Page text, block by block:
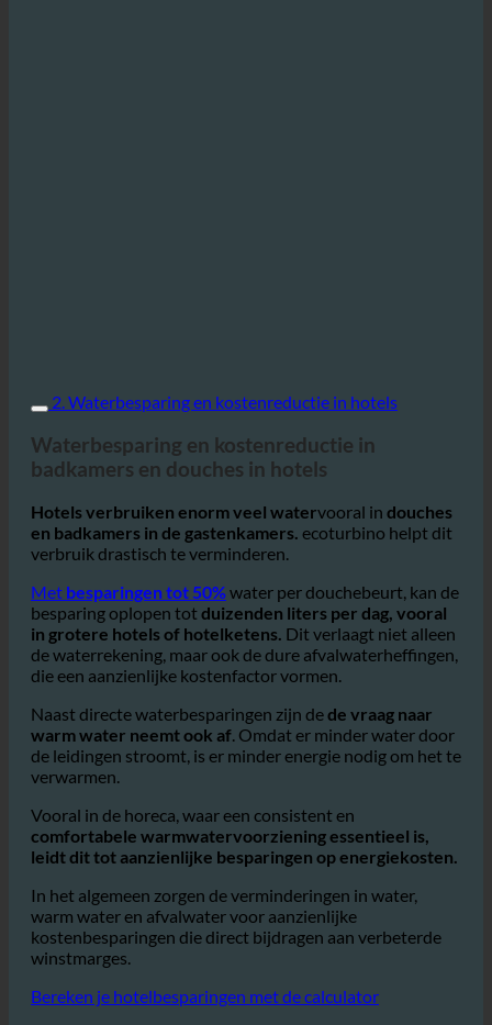
2. Waterbesparing en kostenreductie in hotels
badkamers en douches in hotels
Hotels verbruiken enorm veel water
en badkamers in de gastenkamers.ecoturbino helpt dit
verbruik drastisch te verminderen.
Met besparingen tot 50%water per douchebeurt, kan de
besparing oplopen totduizenden liters per dag, vooral
in grotere hotels of hotelketens. Dit verlaagt niet alleen
de waterrekening, maar ook de dure afvalwaterheffingen,
die een aanzienlijke kostenfactor vormen.
Naast directe waterbesparingen zijn dede vraag naar
warm water neemt ook af
de leidingen stroomt, is er minder energie nodig om het te
verwarmen.
Vooral in de horeca, waar een consistent en
comfortabele warmwatervoorziening essentieel is,
leidt dit tot aanzienlijke besparingen op energiekosten.
In het algemeen zorgen de verminderingen in water,
warm water en afvalwater voor aanzienlijke
kostenbesparingen die direct bijdragen aan verbeterde
winstmarges.